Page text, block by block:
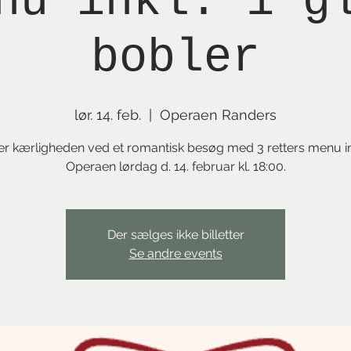
bobler
lør. 14. feb. Operaen Randers
kærligheden ved et romantisk besøg med 3 retters menu
Operaen lørdag d. 14. februar kl. 18:00.
Der sælges ikke billetter
Se andre events